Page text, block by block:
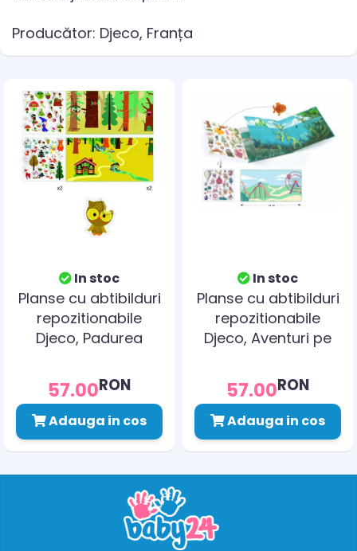
Producător: Djeco, Franța
In stoc
Planse cu abtibilduri
repozitionabile
Djeco, Padurea
57.00RON
Adauga in cos
In stoc
Planse cu abtibilduri
repozitionabile
Djeco, Aventuri pe
57.00RON
Adauga in cos